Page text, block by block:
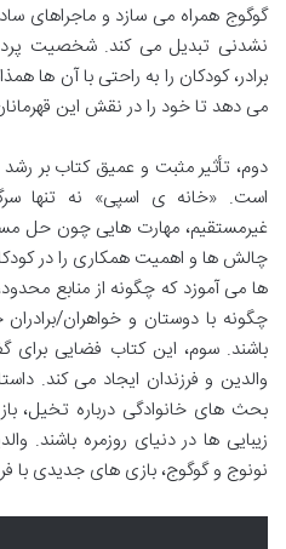
گوگوج همراه می سازد و ماجراهای
نشدنی تبدیل می کند. شخصیت
برادر، کودکان را به راحتی با آن ها
می دهد تا خود را در نقش این
دوم، تأثیر مثبت و عمیق کتاب بر
است. «خانه ی اسپی» نه تنها
غیرمستقیم، مهارت هایی چون حل
چالش ها و اهمیت همکاری را در
ها می آموزد که چگونه از منابع
چگونه با دوستان و خواهران/
باشند. سوم، این کتاب فضایی
والدین و فرزندان ایجاد می کند.
بحث های خانوادگی درباره تخیل،
زیبایی ها در دنیای روزمره باشند.
نونوج و گوگوج، بازی های جدیدی با